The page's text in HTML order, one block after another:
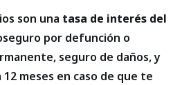
son una tasa de interés del
por defunción o
seguro de daños, y
meses en caso de que te